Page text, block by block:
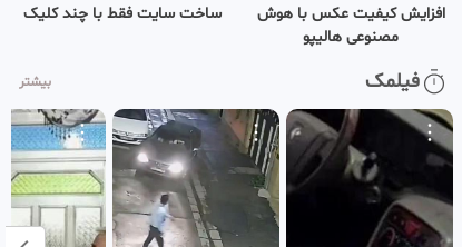
57
اسلامی در استان البرز کرج12 ماه پیش
افزایش کیفیت عکس با هوش
مصنوعی هالیپو
ساخت سایت فقط با چند کلیک
فیلمک بیشتر